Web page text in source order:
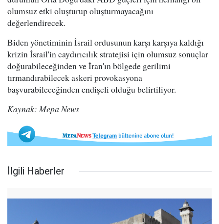
olumsuz etki oluşturup oluşturmayacağını
değerlendirecek.
Biden yönetiminin İsrail ordusunun karşı karşıya kaldığı
krizin İsrail'in caydırıcılık stratejisi için olumsuz sonuçlar
doğurabileceğinden ve İran'ın bölgede gerilimi
tırmandırabilecek askeri provokasyona
başvurabileceğinden endişeli olduğu belirtiliyor.
Kaynak: Mepa News
İlgili Haberler